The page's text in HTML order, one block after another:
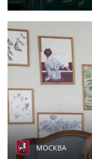
МОСКВА